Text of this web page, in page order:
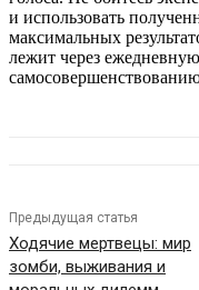
и использовать
максимальных
лежит через
Предыдущая статья
Ходячие мертвецы: мир
зомби, выживания и